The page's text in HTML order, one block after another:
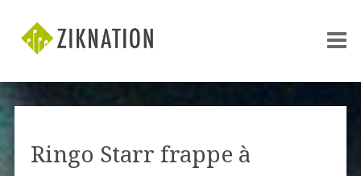
Ringo Starr frappe à